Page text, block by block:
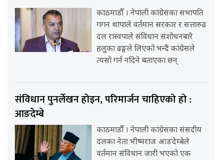
काठमाडौँ । नेपाली कांग्रेसका सभापति
गगन थापाले वर्तमान सरकार र सत्तारुढ
दल रास्वपाले संविधान संशोधनबारे
हलुका ढङ्गले लिएको भन्दै कांग्रेसले
त्यसो गर्न नदिने बताएका छन्
संविधान पुनर्लेखन होइन, परिमार्जन चाहिएको हो :
आङदेम्बे
काठमाडौँ । नेपाली कांग्रेसका संसदीय
दलका नेता भीष्मराज आङदेम्बेले
वर्तमान संविधान जारी भएको एक